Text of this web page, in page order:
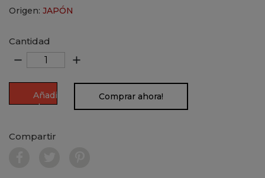
Origen: JAPÓN
Cantidad
remove add
Añadir
al
Comprar ahora!
Compartir